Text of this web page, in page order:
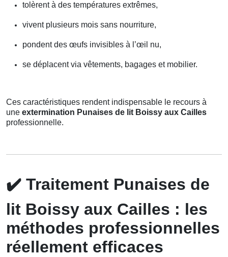
tolèrent à des températures extrêmes,
vivent plusieurs mois sans nourriture,
pondent des œufs invisibles à l’œil nu,
se déplacent via vêtements, bagages et mobilier.
Ces caractéristiques rendent indispensable le recours à
une extermination Punaises de lit Boissy aux Cailles
professionnelle.
✔️ Traitement Punaises de
lit Boissy aux Cailles : les
méthodes professionnelles
réellement efficaces